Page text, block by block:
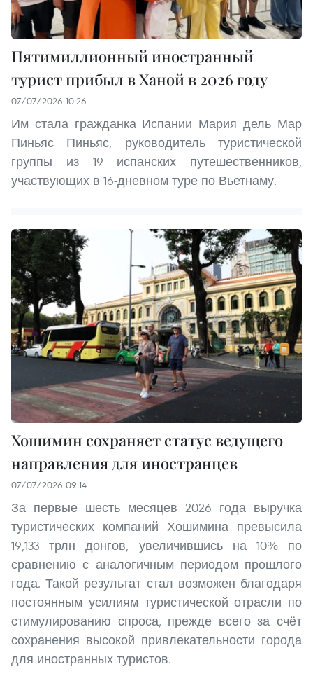
Пятимиллионный иностранный
турист прибыл в Ханой в 2026 году
07/07/2026 10:26
Им стала гражданка Испании Мария дель Мар
Пиньяс Пиньяс, руководитель туристической
группы из 19 испанских путешественников,
участвующих в 16-дневном туре по Вьетнаму.
Хошимин сохраняет статус ведущего
направления для иностранцев
07/07/2026 09:14
За первые шесть месяцев 2026 года выручка
туристических компаний Хошимина превысила
19,133 трлн донгов, увеличившись на 10% по
сравнению с аналогичным периодом прошлого
года. Такой результат стал возможен благодаря
постоянным усилиям туристической отрасли по
стимулированию спроса, прежде всего за счёт
сохранения высокой привлекательности города
для иностранных туристов.